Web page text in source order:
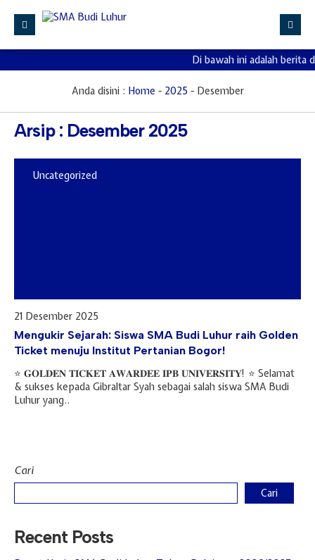
Kurikulum
Kesiswaan
Sarana Prasarana
Di bawah ini adalah berita
Anda disini : Home - 2025 - Desember
Arsip : Desember 2025
Uncategorized
21 Desember 2025
Mengukir Sejarah: Siswa SMA Budi Luhur raih Golden
Ticket menuju Institut Pertanian Bogor!
⭐️ 𝐆𝐎𝐋𝐃𝐄𝐍 𝐓𝐈𝐂𝐊𝐄𝐓 𝐀𝐖𝐀𝐑𝐃𝐄𝐄 𝐈𝐏𝐁 𝐔𝐍𝐈𝐕𝐄𝐑𝐒𝐈𝐓𝐘! ⭐️ Selamat
& sukses kepada Gibraltar Syah sebagai salah siswa SMA Budi
Luhur yang..
Cari
Cari
Recent Posts